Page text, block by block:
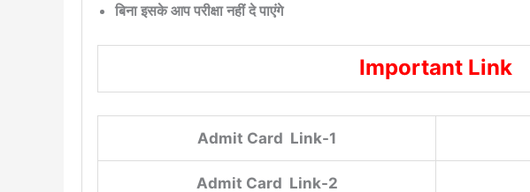
बिना इसके आप परीक्षा नहीं दे पाएंगे
Important Link
Admit Card Link-1
Admit Card Link-2